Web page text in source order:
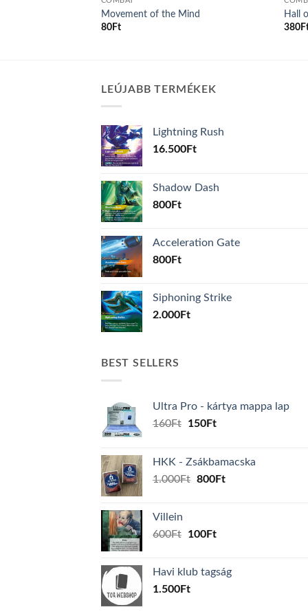
Movement of the Mind
80Ft
Hall
380
LEÚJABB TERMÉKEK
Lightning Rush
16.500Ft
Shadow Dash
800Ft
Acceleration Gate
800Ft
Siphoning Strike
2.000Ft
BEST SELLERS
Ultra Pro - kártya mappa lap
160Ft
Original
160Ft.
150FtCurrent
150Ft.
HKK - Zsákbamacska
1.000Ft Original
800FtCurrent
Villein
600Ft
Original
600Ft.
100FtCurrent
100Ft.
Havi klub tagság
1.500Ft